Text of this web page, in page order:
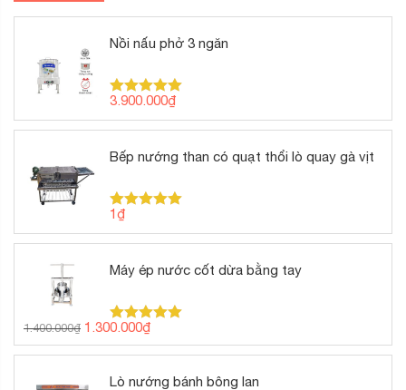
Nồi nấu phở 3 ngăn
Được xếp
hạng5.00
5 sao
3.900.000₫
Bếp nướng than có quạt thổi lò quay gà vịt
Được xếp
hạng5.00
5 sao
1₫
Máy ép nước cốt dừa bằng tay
Được xếp
hạng5.00
5 sao
1.400.000₫ Giá
gốc
là:
1.400.000₫.
1.300.000₫Giá
hiện
tại
là:
Lò nướng bánh bông lan